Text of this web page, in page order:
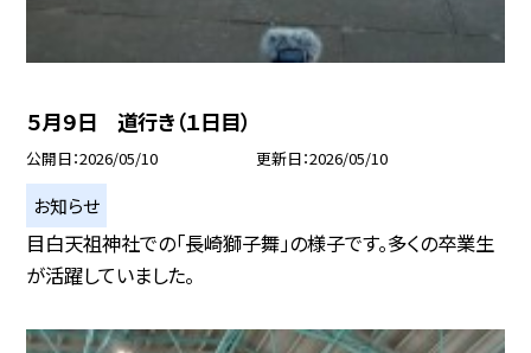
５月９日 道行き（１日目）
公開日 2026/05/10 更新日 2026/05/10
お知らせ
目白天祖神社での「長崎獅子舞」の様子です。多くの卒業生
が活躍していました。